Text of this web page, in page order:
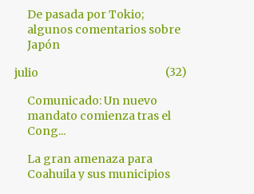
De pasada por Tokio;
algunos comentarios sobre
Japón
julio
32
Comunicado: Un nuevo
mandato comienza tras el
Cong...
La gran amenaza para
Coahuila y sus municipios